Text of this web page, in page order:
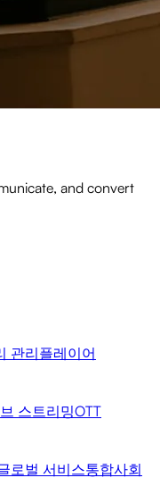
and convert
관리플레이어
스트리밍OTT
로벌 서비스통합사회